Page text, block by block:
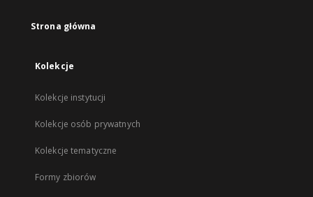
Strona główna
Kolekcje
Kolekcje instytucji
Kolekcje osób prywatnych
Kolekcje tematyczne
Formy zbiorów